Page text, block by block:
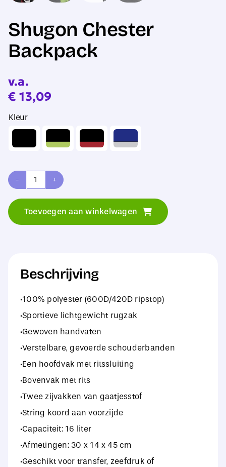
Shugon Chester
Backpack
v.a.
€ 13,09
Kleur
Shugon
Backpack
Toevoegen aan winkelwagen
Beschrijving
·100% polyester (600D/420D ripstop)
·Sportieve lichtgewicht rugzak
·Gewoven handvaten
·Verstelbare, gevoerde schouderbanden
·Een hoofdvak met ritssluiting
·Bovenvak met rits
·Twee zijvakken van gaatjesstof
·String koord aan voorzijde
·Capaciteit: 16 liter
·Afmetingen: 30 x 14 x 45 cm
·Geschikt voor transfer, zeefdruk of